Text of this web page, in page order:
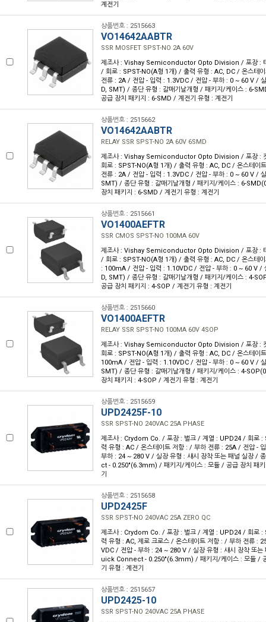
계전기
상품번호 : 2515663
VO14642AABTR
SSR MOSFET SPST-NO 2A 60V
제조사 : Vishay Semiconductor Opto Division / 포장 :
/ 회로 : SPST-NO(A형 1개) / 출력 유형 : AC, DC / 온스테
전류 : 2A / 전압 - 입력 : 1.3VDC / 전압 - 부하 : 0 ~ 60 V /
D, SMT) / 종단 유형 : 갈매기날개형 / 패키지/케이스 : 6-
공급 장치 패키지 : 6-SMD / 계전기 유형 : 계전기
상품번호 : 2515662
VO14642AABTR
RELAY SSR SPST-NO 2A 60V 6SMD
제조사 : Vishay Semiconductor Opto Division / 포장 :
회로 : SPST-NO(A형 1개) / 출력 유형 : AC, DC / 온스테이
전류 : 2A / 전압 - 입력 : 1.3VDC / 전압 - 부하 : 0 ~ 60 V /
SMT) / 종단 유형 : 갈매기날개형 / 패키지/케이스 : 6-
장치 패키지 : 6-SMD / 계전기 유형 : 계전기
상품번호 : 2515661
VO1400AEFTR
SSR CMOS SPST-NO 100MA 60V
제조사 : Vishay Semiconductor Opto Division / 포장 :
/ 회로 : SPST-NO(A형 1개) / 출력 유형 : AC, DC / 온스테
: 100mA / 전압 - 입력 : 1.10VDC / 전압 - 부하 : 0 ~ 60 V /
D, SMT) / 종단 유형 : 갈매기날개형 / 패키지/케이스 : 4-
공급 장치 패키지 : 4-SOP / 계전기 유형 : 계전기
상품번호 : 2515660
VO1400AEFTR
RELAY SSR SPST-NO 100MA 60V 4SOP
제조사 : Vishay Semiconductor Opto Division / 포장 :
회로 : SPST-NO(A형 1개) / 출력 유형 : AC, DC / 온스테이
100mA / 전압 - 입력 : 1.10VDC / 전압 - 부하 : 0 ~ 60 V /
SMT) / 종단 유형 : 갈매기날개형 / 패키지/케이스 : 4-
장치 패키지 : 4-SOP / 계전기 유형 : 계전기
상품번호 : 2515659
UPD2425F-10
SSR SPST-NO 240VAC 25A PHASE
제조사 : Crydom Co. / 포장 : 벌크 / 계열 : UPD24 / 회로 :
력 유형 : AC / 온스테이트 저항 : / 부하 전류 : 25A / 전압 -
부하 : 24 ~ 280 V / 실장 유형 : 섀시 장착 또는 패널 실장 /
ct - 0.250"(6.3mm) / 패키지/케이스 : 모듈 / 공급 장치 패
기
상품번호 : 2515658
UPD2425F
SSR SPST-NO 240VAC 25A ZERO QC
제조사 : Crydom Co. / 포장 : 벌크 / 계열 : UPD24 / 회로 :
력 유형 : AC, 제로 크로스 / 온스테이트 저항 : / 부하 전류 :
VDC / 전압 - 부하 : 24 ~ 280 V / 실장 유형 : 섀시 장착 또는
uick Connect - 0.250"(6.3mm) / 패키지/케이스 : 모듈 /
기 유형 : 계전기
상품번호 : 2515657
UPD2425-10
SSR SPST-NO 240VAC 25A PHASE